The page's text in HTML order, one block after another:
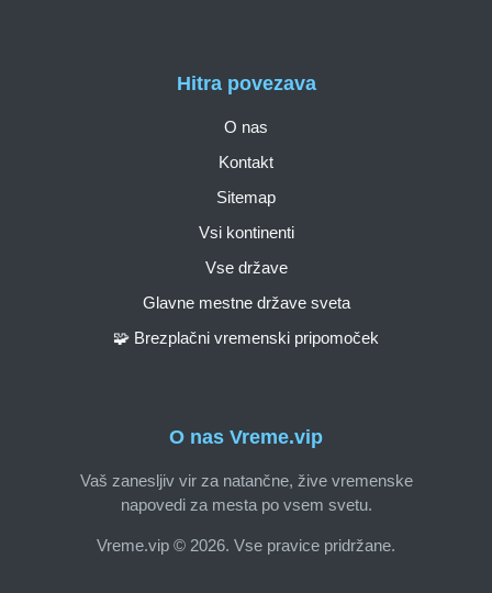
O nas Vreme.vip
Vaš zanesljiv vir za natančne, žive vremenske
napovedi za mesta po vsem svetu.
Vreme.vip © 2026. Vse pravice pridržane.
Hitra povezava
O nas
Kontakt
Sitemap
Vsi kontinenti
Vse države
Glavne mestne države sveta
🧩 Brezplačni vremenski pripomoček